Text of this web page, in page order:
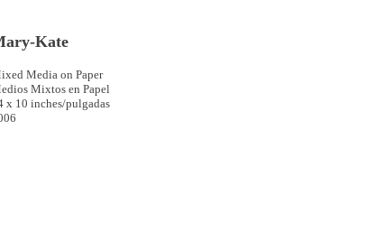
Kate
Media on Paper
Mixtos en Papel
x 10 inches/pulgadas